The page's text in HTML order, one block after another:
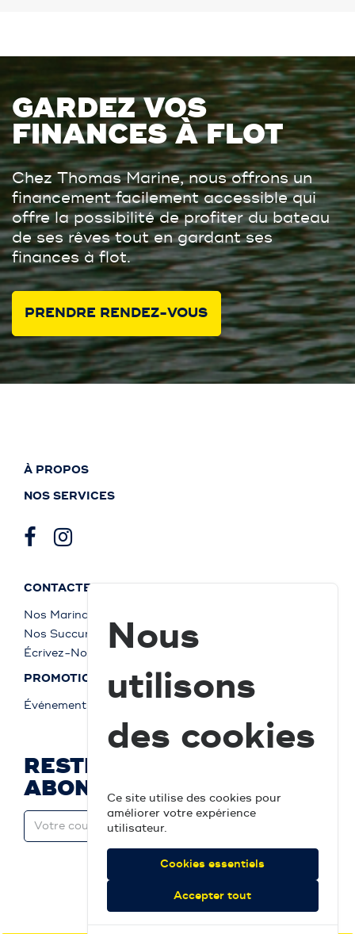
GARDEZ VOS
FINANCES À FLOT
Chez Thomas Marine, nous offrons un
financement facilement accessible qui
offre la possibilité de profiter du bateau
de ses rêves tout en gardant ses
finances à flot.
PRENDRE RENDEZ-VOUS
À PROPOS
NOS SERVICES
CONTACTEZ-NOUS
Nos Marinas
Nos Succursales
Écrivez-Nous
PROMOTIONS
Événements
RESTEZ À JOUR ET
ABONNEZ-VOUS
Nous
utilisons
des cookies
Ce site utilise des cookies pour
améliorer votre expérience
utilisateur.
Cookies essentiels
Accepter tout